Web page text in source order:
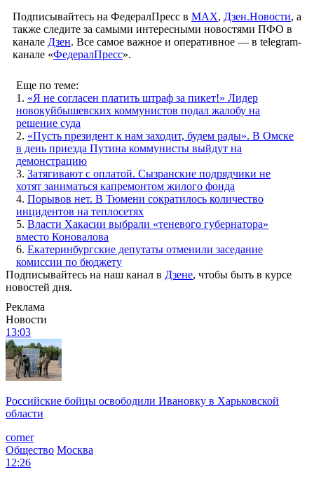
Подписывайтесь на ФедералПресс в МАХ, Дзен.Новости, а
также следите за самыми интересными новостями ПФО в
канале Дзен. Все самое важное и оперативное — в telegram-
канале «ФедералПресс».
Еще по теме:
1. «Я не согласен платить штраф за пикет!» Лидер
новокуйбышевских коммунистов подал жалобу на
решение суда
2. «Пусть президент к нам заходит, будем рады». В Омске
в день приезда Путина коммунисты выйдут на
демонстрацию
3. Затягивают с оплатой. Сызранские подрядчики не
хотят заниматься капремонтом жилого фонда
4. Порывов нет. В Тюмени сократилось количество
инцидентов на теплосетях
5. Власти Хакасии выбрали «теневого губернатора»
вместо Коновалова
6. Екатеринбургские депутаты отменили заседание
комиссии по бюджету
Подписывайтесь на наш канал в Дзене, чтобы быть в курсе
новостей дня.
Реклама
Новости
13:03
Российские бойцы освободили Ивановку в Харьковской
области
corner
Общество Москва
12:26